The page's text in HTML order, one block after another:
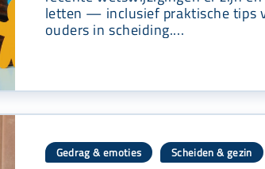
letten — inclusief praktische tips
ouders in scheiding....
Gedrag & emoties Scheiden & gezin